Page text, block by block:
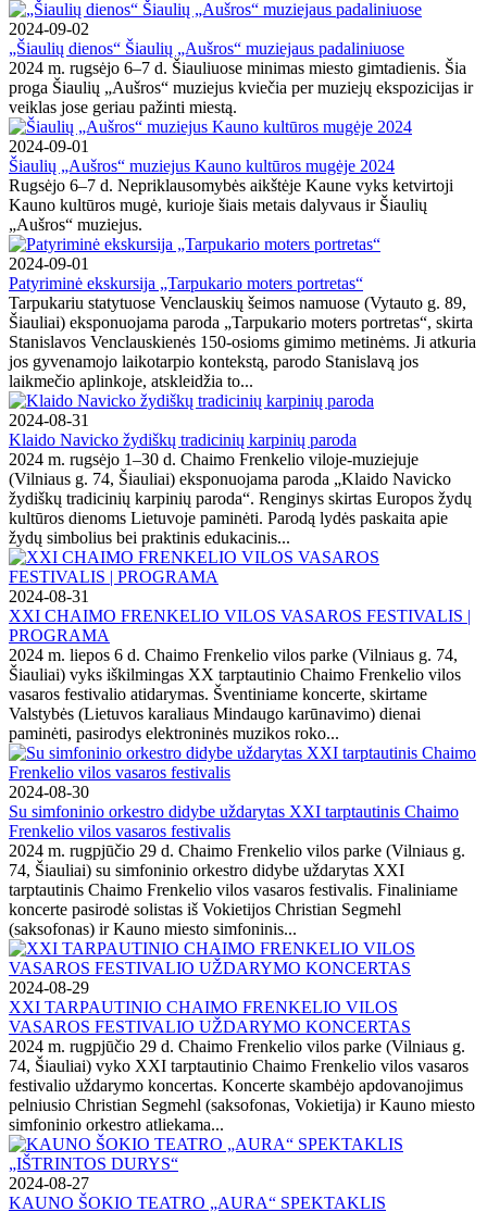
2024-09-02
„Šiaulių dienos“ Šiaulių „Aušros“ muziejaus padaliniuose
2024 m. rugsėjo 6–7 d. Šiauliuose minimas miesto gimtadienis. Šia
proga Šiaulių „Aušros“ muziejus kviečia per muziejų ekspozicijas ir
veiklas jose geriau pažinti miestą.
2024-09-01
Šiaulių „Aušros“ muziejus Kauno kultūros mugėje 2024
Rugsėjo 6–7 d. Nepriklausomybės aikštėje Kaune vyks ketvirtoji
Kauno kultūros mugė, kurioje šiais metais dalyvaus ir Šiaulių
„Aušros“ muziejus.
2024-09-01
Patyriminė ekskursija „Tarpukario moters portretas“
Tarpukariu statytuose Venclauskių šeimos namuose (Vytauto g. 89,
Šiauliai) eksponuojama paroda „Tarpukario moters portretas“, skirta
Stanislavos Venclauskienės 150-osioms gimimo metinėms. Ji atkuria
jos gyvenamojo laikotarpio kontekstą, parodo Stanislavą jos
laikmečio aplinkoje, atskleidžia to...
2024-08-31
Klaido Navicko žydiškų tradicinių karpinių paroda
2024 m. rugsėjo 1–30 d. Chaimo Frenkelio viloje-muziejuje
(Vilniaus g. 74, Šiauliai) eksponuojama paroda „Klaido Navicko
žydiškų tradicinių karpinių paroda“. Renginys skirtas Europos žydų
kultūros dienoms Lietuvoje paminėti. Parodą lydės paskaita apie
žydų simbolius bei praktinis edukacinis...
2024-08-31
XXI CHAIMO FRENKELIO VILOS VASAROS FESTIVALIS |
PROGRAMA
2024 m. liepos 6 d. Chaimo Frenkelio vilos parke (Vilniaus g. 74,
Šiauliai) vyks iškilmingas XX tarptautinio Chaimo Frenkelio vilos
vasaros festivalio atidarymas. Šventiniame koncerte, skirtame
Valstybės (Lietuvos karaliaus Mindaugo karūnavimo) dienai
paminėti, pasirodys elektroninės muzikos roko...
2024-08-30
Su simfoninio orkestro didybe uždarytas XXI tarptautinis Chaimo
Frenkelio vilos vasaros festivalis
2024 m. rugpjūčio 29 d. Chaimo Frenkelio vilos parke (Vilniaus g.
74, Šiauliai) su simfoninio orkestro didybe uždarytas XXI
tarptautinis Chaimo Frenkelio vilos vasaros festivalis. Finaliniame
koncerte pasirodė solistas iš Vokietijos Christian Segmehl
(saksofonas) ir Kauno miesto simfoninis...
2024-08-29
XXI TARPAUTINIO CHAIMO FRENKELIO VILOS
VASAROS FESTIVALIO UŽDARYMO KONCERTAS
2024 m. rugpjūčio 29 d. Chaimo Frenkelio vilos parke (Vilniaus g.
74, Šiauliai) vyko XXI tarptautinio Chaimo Frenkelio vilos vasaros
festivalio uždarymo koncertas. Koncerte skambėjo apdovanojimus
pelniusio Christian Segmehl (saksofonas, Vokietija) ir Kauno miesto
simfoninio orkestro atliekama...
2024-08-27
KAUNO ŠOKIO TEATRO „AURA“ SPEKTAKLIS